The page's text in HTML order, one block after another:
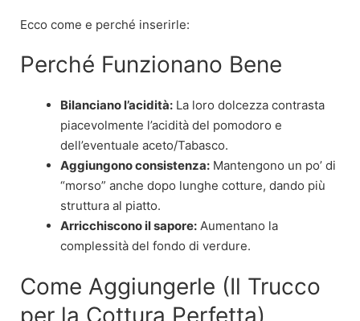
Ecco come e perché inserirle:
Perché Funzionano Bene
Bilanciano l’acidità: La loro dolcezza contrasta
piacevolmente l’acidità del pomodoro e
dell’eventuale aceto/Tabasco.
Aggiungono consistenza: Mantengono un po’ di
“morso” anche dopo lunghe cotture, dando più
struttura al piatto.
Arricchiscono il sapore: Aumentano la
complessità del fondo di verdure.
Come Aggiungerle (Il Trucco